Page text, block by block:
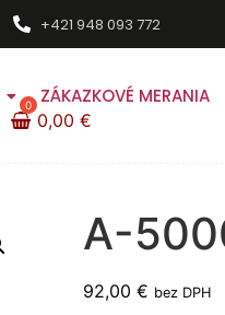
+421 948 093 772
ZÁKAZKOVÉ MERANIA
0,00 €
A-
92,00 € bez DPH